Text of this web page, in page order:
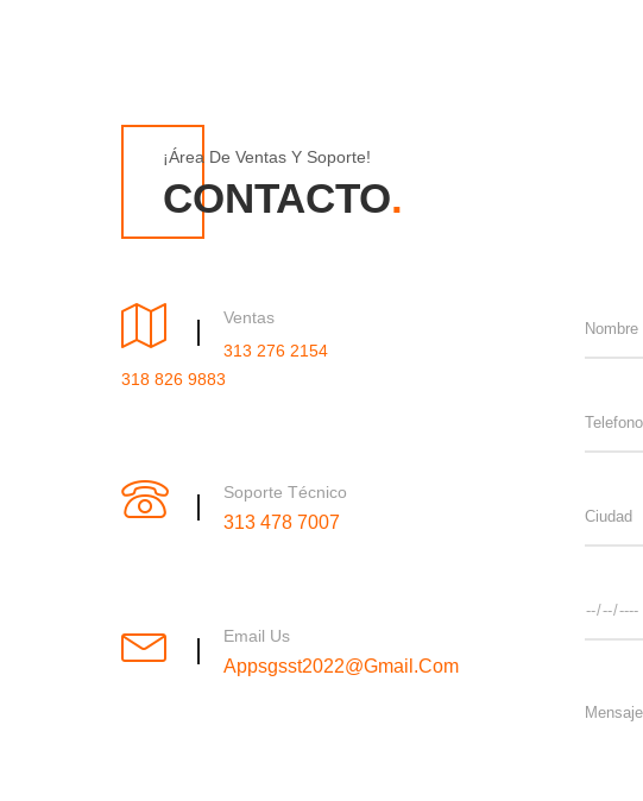
¡Área De Ventas Y Soporte!
CONTACTO
Ventas
313 276 2154
318 826 9883
Soporte Técnico
313 478 7007
Email Us
Appsgsst2022@gmail.com